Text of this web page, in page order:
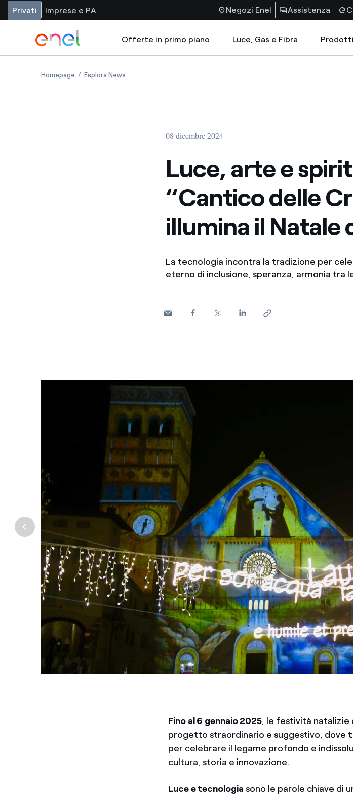
Privati Imprese e PA Negozi Enel Assistenza
Offerte in primo piano Luce, Gas e Fibra
Homepage Esplora News
08 dicembre 2024
Luce, arte e
“Cantico delle
illumina il Natale
La tecnologia incontra la tradizione per
eterno di inclusione, speranza, armonia tra
Fino al 6 gennaio 2025, le festività natalizie
progetto straordinario e suggestivo, dove
per celebrare il legame profondo e
cultura, storia e innovazione.
Luce e tecnologia sono le parole chiave di